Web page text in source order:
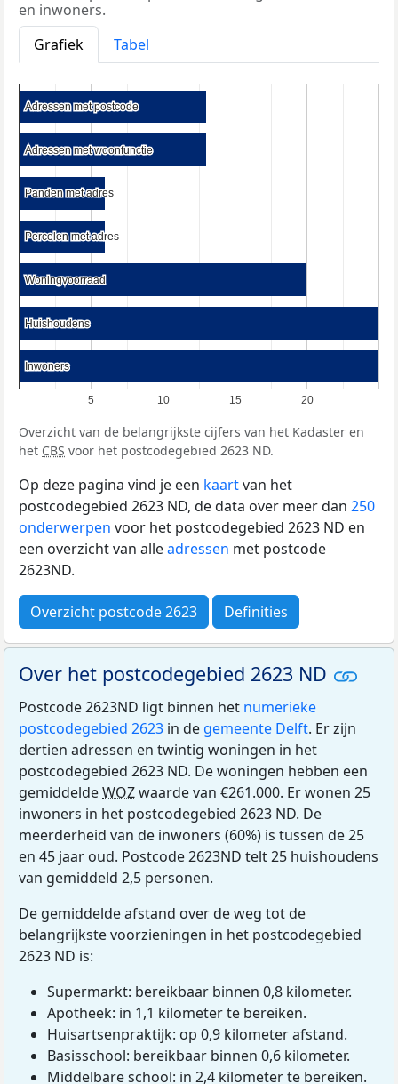
en inwoners.
Grafiek
Tabel
5 10 15 20
Adressen met postcode
Adressen met postcode
Adressen met woonfunctie
Adressen met woonfunctie
Panden met adres
Panden met adres
Percelen met adres
Percelen met adres
Woningvoorraad
Woningvoorraad
Huishoudens
Huishoudens
Inwoners
Inwoners
Overzicht van de belangrijkste cijfers van het Kadaster en
het CBS voor het postcodegebied 2623 ND.
Op deze pagina vind je een kaartvan het
postcodegebied 2623 ND, de data over meer dan 250
onderwerpen voor het postcodegebied 2623 ND en
een overzicht van alleadressen met postcode
2623ND.
Overzicht postcode 2623 Definities
Over het postcodegebied 2623 ND
Postcode 2623ND ligt binnen het numerieke
postcodegebied 2623 in de gemeente Delft. Er zijn
dertien adressen en twintig woningen in het
postcodegebied 2623 ND. De woningen hebben een
gemiddeldeWOZwaarde van €261.000. Er wonen 25
inwoners in het postcodegebied 2623 ND. De
meerderheid van de inwoners (60%) is tussen de 25
en 45 jaar oud. Postcode 2623ND telt 25 huishoudens
van gemiddeld 2,5 personen.
De gemiddelde afstand over de weg tot de
belangrijkste voorzieningen in het postcodegebied
2623 ND is:
Supermarkt: bereikbaar binnen 0,8 kilometer.
Apotheek: in 1,1 kilometer te bereiken.
Huisartsenpraktijk: op 0,9 kilometer afstand.
Basisschool: bereikbaar binnen 0,6 kilometer.
Middelbare school: in 2,4 kilometer te bereiken.